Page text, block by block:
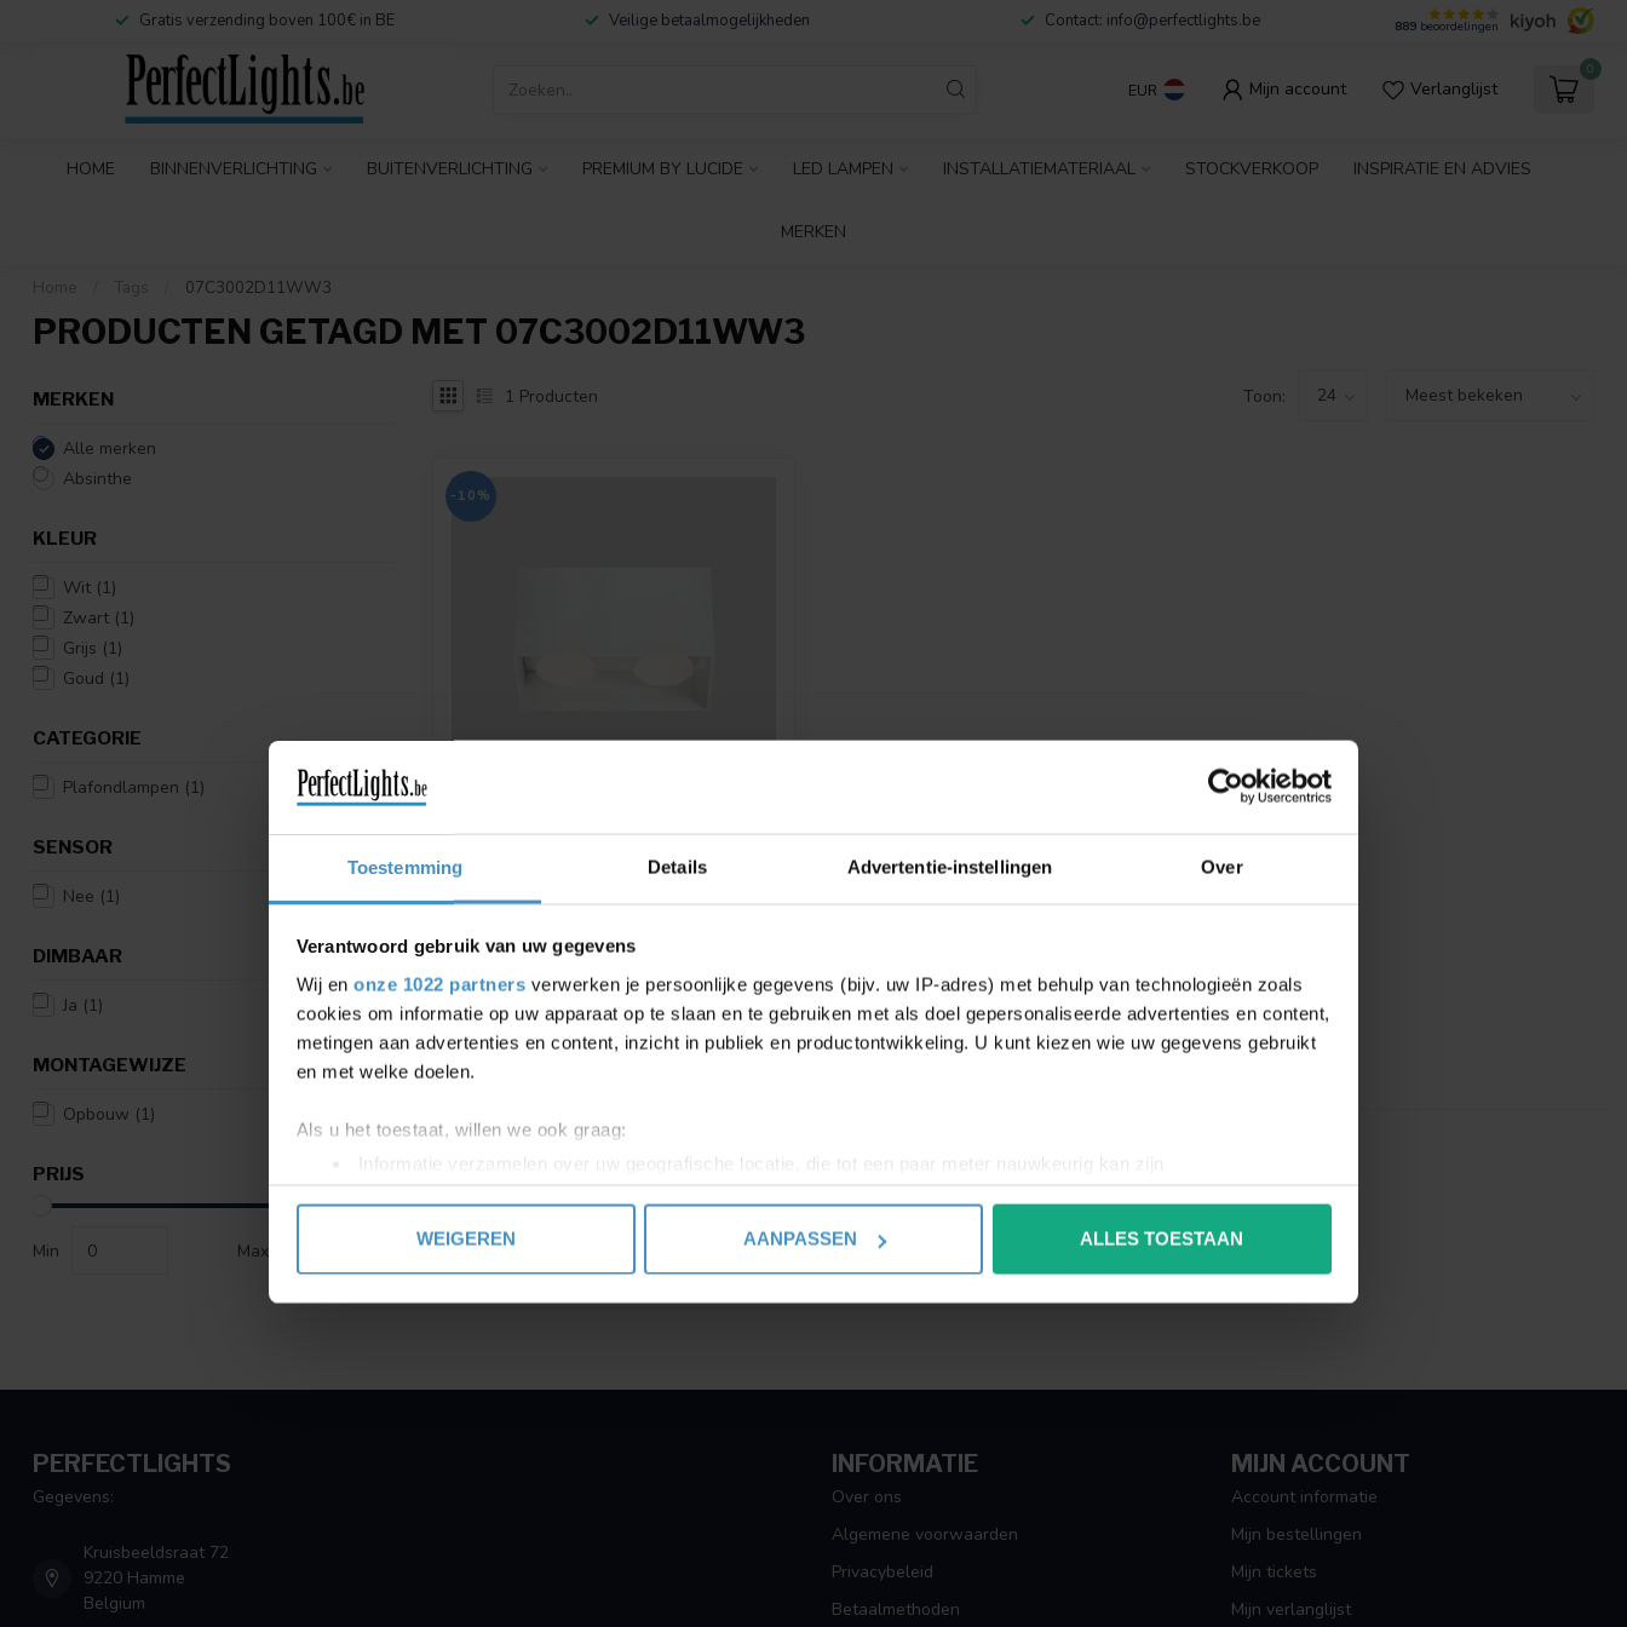
Toestemming Details Advertentie-instellingen Over
Verantwoord gebruik van uw gegevens
Wij en onze 1022 partners verwerken je persoonlijke gegevens (bijv. uw IP-adres) met behulp van technologieën zoals
cookies om informatie op uw apparaat op te slaan en te gebruiken met als doel gepersonaliseerde advertenties en content,
metingen aan advertenties en content, inzicht in publiek en productontwikkeling. U kunt kiezen wie uw gegevens gebruikt
en met welke doelen.
Als u het toestaat, willen we ook graag:
Informatie verzamelen over uw geografische locatie, die tot een paar meter nauwkeurig kan zijn
Uw apparaat identificeren door het actief te scannen op specifieke eigenschappen (fingerprinting)
toestemming op elk moment wijzigen of intrekken in de Cookieverklaring.
WEIGEREN AANPASSEN ALLES TOESTAAN
Gratis verzending boven 100€ in BE Veilige betaalmogelijkheden Contact: info@perfectlights.be 889 beoordelingen
EUR Mijn account Verlanglijst
0
HOME BINNENVERLICHTING BUITENVERLICHTING PREMIUM BY LUCIDE LED LAMPEN INSTALLATIEMATERIAAL STOCKVERKOOP INSPIRATIE EN ADVIES
MERKEN
Home Tags 07C3002D11WW3
PRODUCTEN GETAGD MET 07C3002D11WW3
MERKEN
Alle merken
Absinthe
KLEUR
Wit (1)
Zwart (1)
Grijs (1)
Goud (1)
CATEGORIE
Plafondlampen (1)
SENSOR
Nee (1)
DIMBAAR
Ja (1)
MONTAGEWIJZE
Opbouw (1)
PRIJS
Min Max
1 Producten Toon:
-10%
CHUCK 2 DECO OPBOUWSPOT
WIT
De zwarte Chuck Deco is een elegante
LED-la...
€96,70 €87,03
Vergelijk
PERFECTLIGHTS
Gegevens:
Kruisbeeldsraat 72
9220 Hamme
Belgium
INFORMATIE
Over ons
Algemene voorwaarden
Privacybeleid
Betaalmethoden
MIJN ACCOUNT
Account informatie
Mijn bestellingen
Mijn tickets
Mijn verlanglijst